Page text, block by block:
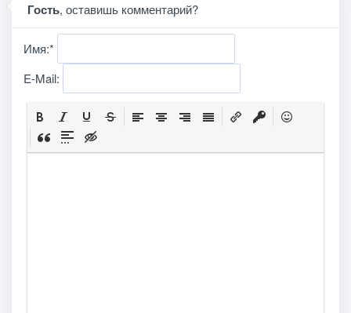
Гость, оставишь комментарий?
Имя:*
E-Mail: